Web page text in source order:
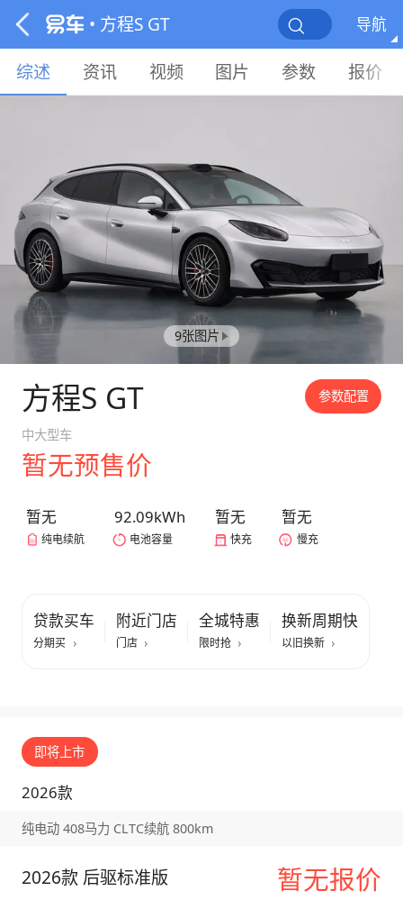
• 方程S GT 导航
综述 资讯 视频 图片 参数 报价
9张图片
方程S GT 参数配置
中大型车
暂无预售价
暂无
纯电续航
92.09kWh
电池容量
暂无
快充
暂无
慢充
贷款买车
分期买
附近门店
门店
全城特惠
限时抢
换新周期快
以旧换新
即将上市
2026款
纯电动 408马力 CLTC续航 800km
暂无报价
2026款 后驱标准版